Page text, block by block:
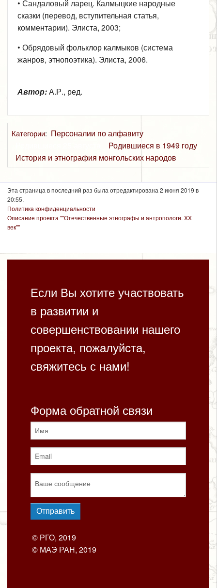
• Сандаловый ларец. Калмыцкие народные
сказки (перевод, вступительная статья,
комментарии). Элиста, 2003;
• Обрядовый фольклор калмыков (система
жанров, этнопоэтика). Элиста, 2006.
Автор:А.Р., ред.
Категории: Персоналии по алфавиту
Родившиеся в 1949 году
История и этнография монгольских народов
Эта страница в последний раз была отредактирована 2 июня 2019 в
20:55.
Политика конфиденциальности
Описание проекта ""Отечественные этнографы и антропологи. XX
век""
Если Вы хотите участвовать
в развитии и
совершенствовании нашего
проекта, пожалуйста,
свяжитесь с нами!
Форма обратной связи
© РГО, 2019
© МАЭ РАН, 2019